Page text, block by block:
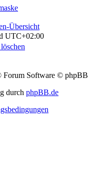
Übersicht
UTC+02:00
Forum Software ©
durch phpBB.de